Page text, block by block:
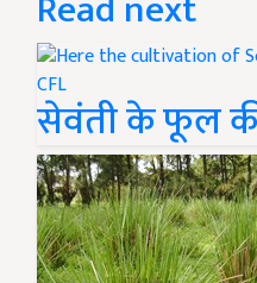
सेवंती के फूल